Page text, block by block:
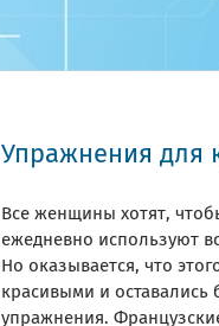
Упражнения для
Все женщины хотят,
ежедневно используют
Но оказывается, что
красивыми и
упражнения.